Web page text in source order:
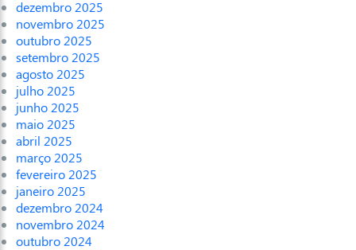
dezembro 2025
novembro 2025
outubro 2025
setembro 2025
agosto 2025
julho 2025
junho 2025
maio 2025
abril 2025
março 2025
fevereiro 2025
janeiro 2025
dezembro 2024
novembro 2024
outubro 2024